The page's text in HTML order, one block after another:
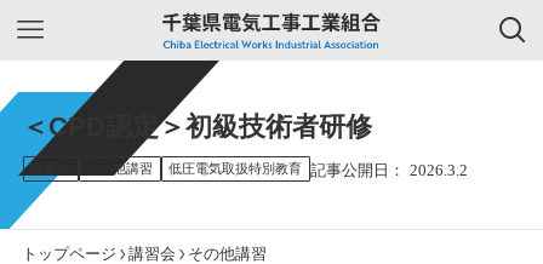
＜CPD認定＞初級技術者研修
その他講習 低圧電気取扱特別教育 2026.3.2
トップページ 講習会 その他講習